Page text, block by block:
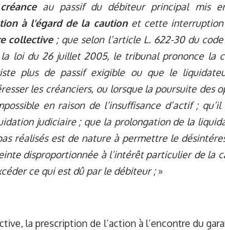
au passif du débiteur principal mis
à l’égard de la cautionet cette interruption
collective; que selon l’article L. 622-30 du
loi du 26 juillet 2005, le tribunal prononce la
plus de passif exigible ou que le
les créanciers, ou lorsque la poursuite des
en raison de l’insuffisance d’actif ;
judiciaire ; que la prolongation de la
réalisés est de nature à permettre le
disproportionnée à l’intérêt particulier de la
ce qui est dû par le débiteur ;»
la prescription de l’action à l’encontre du